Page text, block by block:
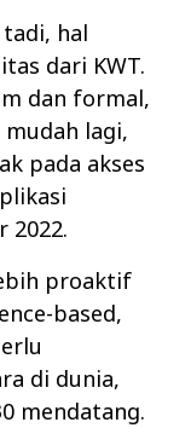
hal
dari KWT.
dan formal,
lagi,
pada akses
2022.
proaktif
based,
di dunia,
mendatang.